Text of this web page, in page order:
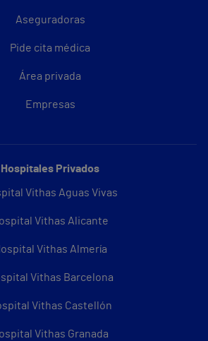
Aseguradoras
Pide cita médica
Área privada
Empresas
Hospitales Privados
Vithas Aguas Vivas
Vithas Alicante
Vithas Almería
Vithas Barcelona
Vithas Castellón
Vithas Granada